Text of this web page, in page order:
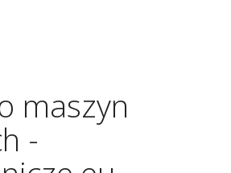
maszyn
-